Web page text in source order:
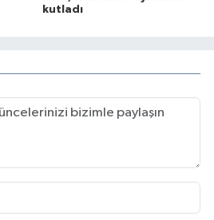
kutladı